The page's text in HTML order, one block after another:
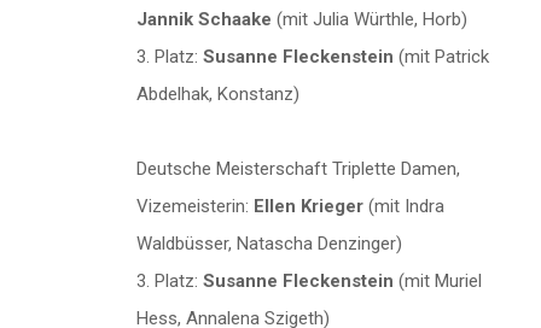
Jannik Schaake (mit Julia Würthle, Horb)
3. Platz: Susanne Fleckenstein (mit Patrick
Abdelhak, Konstanz)
Deutsche Meisterschaft Triplette Damen,
Vizemeisterin: Ellen Krieger (mit Indra
Waldbüsser, Natascha Denzinger)
3. Platz: Susanne Fleckenstein (mit Muriel
Hess, Annalena Szigeth)